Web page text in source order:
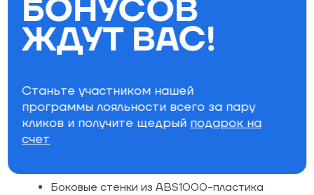
степень сжатия и добавляют отзывчивости
Экструдированный скользяк
XXX[TRUDED]™ Base: невероятно прочный
для парка и джиббинга, где на скользящую
поверхность приходится больше, чем
обычно нагрузок
Боковые стенки из ABS1000-пластика
БОНУСОВ
ЖДУТ ВАС!
Станьте участником нашей
программы лояльности всего за пару
кликов и получите щедрый подарок на
счет